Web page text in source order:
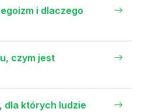
i dlaczego
czym jest
dla których ludzie